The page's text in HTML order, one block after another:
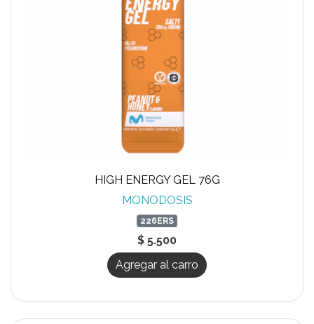
HIGH ENERGY GEL 76G
MONODOSIS
226ERS
$ 5.500
Agregar al carro